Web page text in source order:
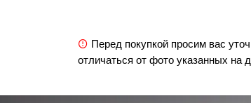
Перед покупкой просим вас
отличаться от фото указанных на